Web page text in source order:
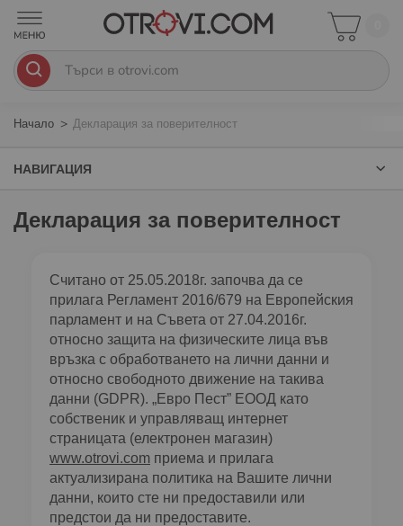
Начало Декларация за поверителност
Декларация за поверителност
Считано от 25.05.2018г. започва да се
прилага Регламент 2016/679 на Европейския
парламент и на Съвета от 27.04.2016г.
относно защита на физическите лица във
връзка с обработването на лични данни и
относно свободното движение на такива
данни (GDPR). „Евро Пест” ЕООД като
собственик и управляващ интернет
страницата (електронен магазин)
www.otrovi.com приема и прилага
актуализирана политика на Вашите лични
данни, които сте ни предоставили или
предстои да ни предоставите.
НАВИГАЦИЯ